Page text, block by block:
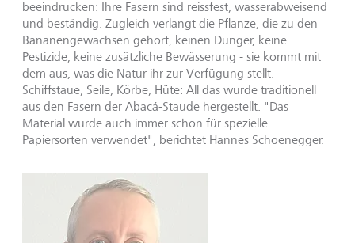
beeindrucken: Ihre Fasern sind reissfest, wasserabweisend
und beständig. Zugleich verlangt die Pflanze, die zu den
Bananengewächsen gehört, keinen Dünger, keine
Pestizide, keine zusätzliche Bewässerung - sie kommt mit
dem aus, was die Natur ihr zur Verfügung stellt.
Schiffstaue, Seile, Körbe, Hüte: All das wurde traditionell
aus den Fasern der Abacá-Staude hergestellt. "Das
Material wurde auch immer schon für spezielle
Papiersorten verwendet", berichtet Hannes Schoenegger.